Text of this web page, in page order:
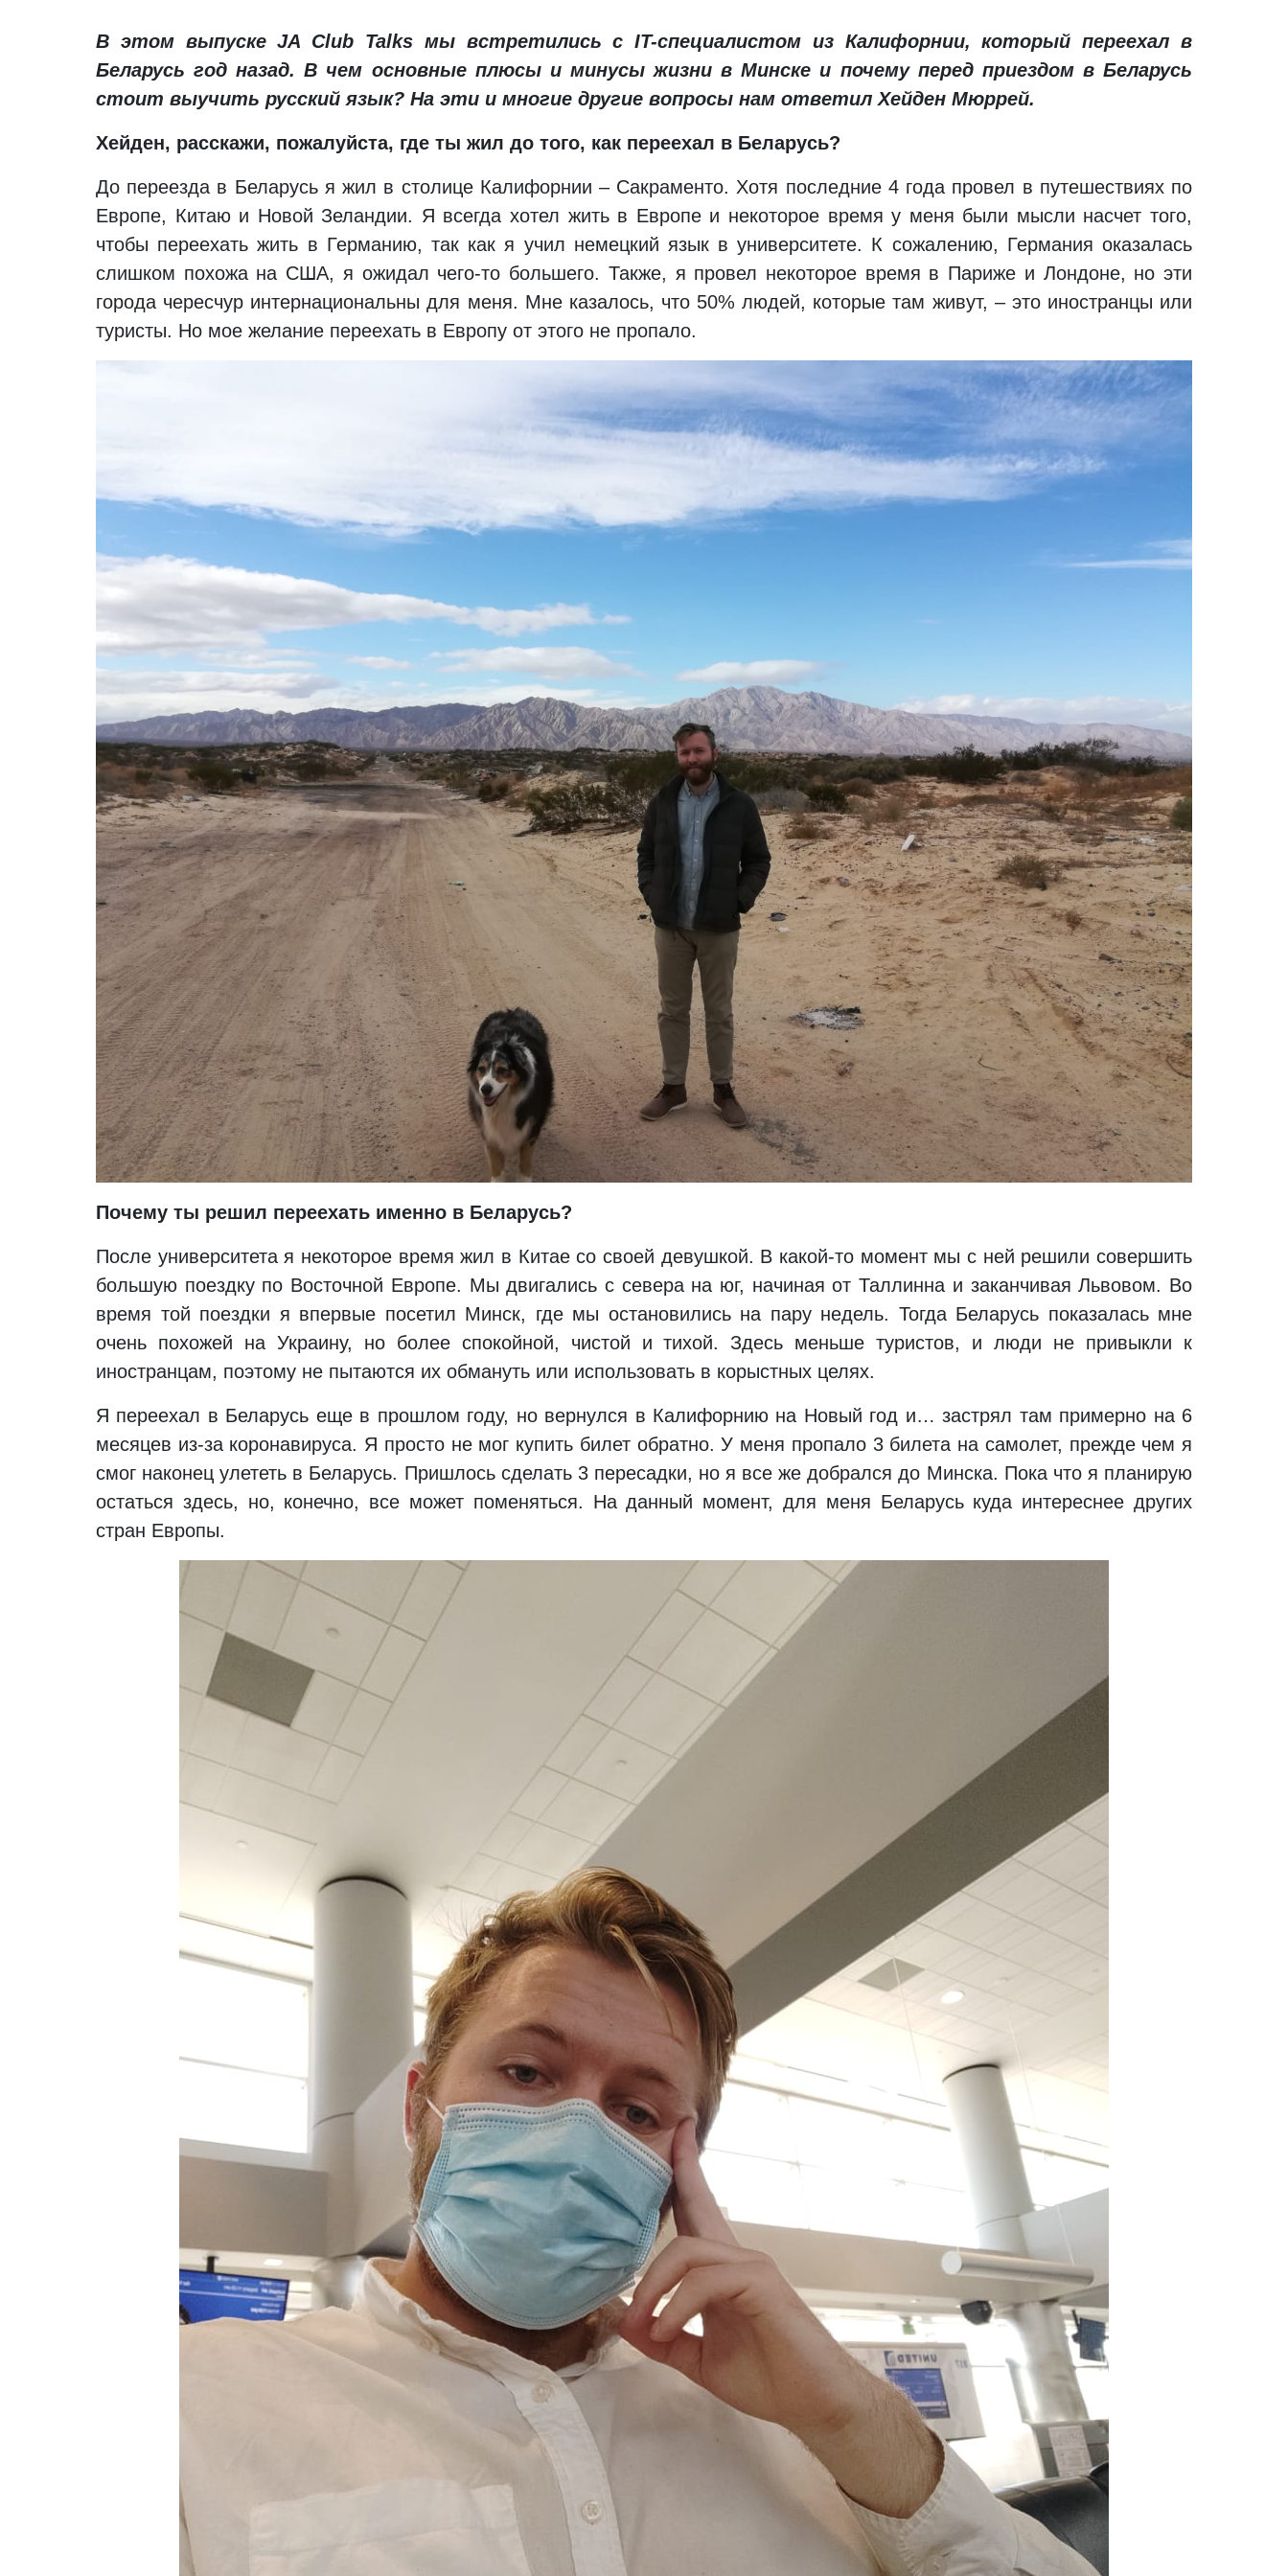
В этом выпуске JA Club Talks мы встретились с IT-специалистом из Калифорнии, который переехал в
Беларусь год назад. В чем основные плюсы и минусы жизни в Минске и почему перед приездом в Беларусь
стоит выучить русский язык? На эти и многие другие вопросы нам ответил Хейден Мюррей.
Хейден, расскажи, пожалуйста, где ты жил до того, как переехал в Беларусь?
До переезда в Беларусь я жил в столице Калифорнии – Сакраменто. Хотя последние 4 года провел в путешествиях по
Европе, Китаю и Новой Зеландии. Я всегда хотел жить в Европе и некоторое время у меня были мысли насчет того,
чтобы переехать жить в Германию, так как я учил немецкий язык в университете. К сожалению, Германия оказалась
слишком похожа на США, я ожидал чего-то большего. Также, я провел некоторое время в Париже и Лондоне, но эти
города чересчур интернациональны для меня. Мне казалось, что 50% людей, которые там живут, – это иностранцы или
туристы. Но мое желание переехать в Европу от этого не пропало.
Почему ты решил переехать именно в Беларусь?
После университета я некоторое время жил в Китае со своей девушкой. В какой-то момент мы с ней решили совершить
большую поездку по Восточной Европе. Мы двигались с севера на юг, начиная от Таллинна и заканчивая Львовом. Во
время той поездки я впервые посетил Минск, где мы остановились на пару недель. Тогда Беларусь показалась мне
очень похожей на Украину, но более спокойной, чистой и тихой. Здесь меньше туристов, и люди не привыкли к
иностранцам, поэтому не пытаются их обмануть или использовать в корыстных целях.
Я переехал в Беларусь еще в прошлом году, но вернулся в Калифорнию на Новый год и… застрял там примерно на 6
месяцев из-за коронавируса. Я просто не мог купить билет обратно. У меня пропало 3 билета на самолет, прежде чем я
смог наконец улететь в Беларусь. Пришлось сделать 3 пересадки, но я все же добрался до Минска. Пока что я планирую
остаться здесь, но, конечно, все может поменяться. На данный момент, для меня Беларусь куда интереснее других
стран Европы.